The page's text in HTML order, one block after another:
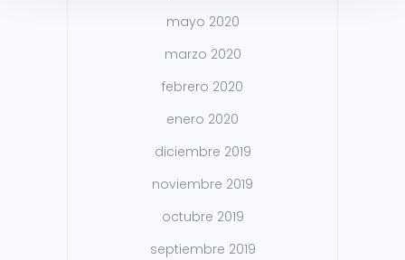
mayo 2020
marzo 2020
febrero 2020
enero 2020
diciembre 2019
noviembre 2019
octubre 2019
septiembre 2019